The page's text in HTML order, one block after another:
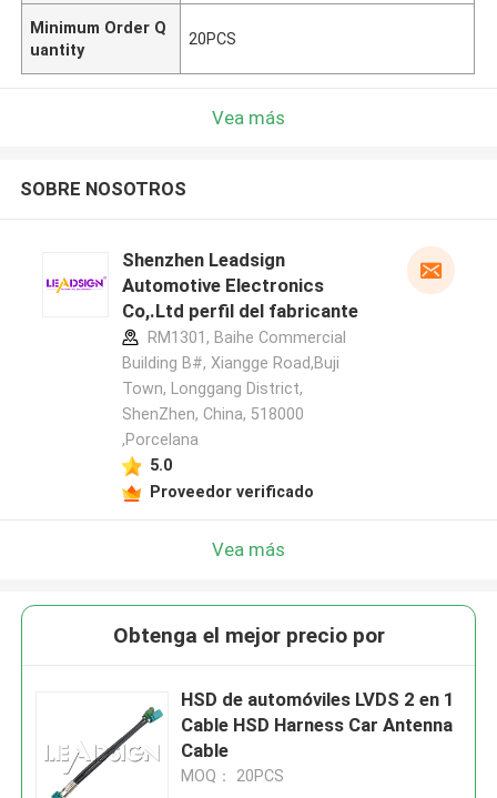
Minimum Order Q
uantity
20PCS
Vea más
SOBRE NOSOTROS
Shenzhen Leadsign
Automotive Electronics
Co,.Ltd perfil del fabricante
RM1301, Baihe Commercial
Building B#, Xiangge Road,Buji
Town, Longgang District,
ShenZhen, China, 518000
,Porcelana
5.0
Proveedor verificado
Vea más
Obtenga el mejor precio por
HSD de automóviles LVDS 2 en 1
Cable HSD Harness Car Antenna
Cable
MOQ： 20PCS